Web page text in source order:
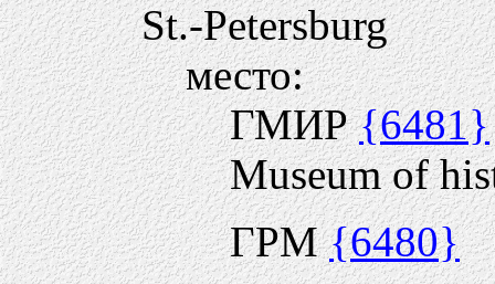
St.-Petersburg
место:
ГМИР{6481}
Museum of
ГРМ{6480}